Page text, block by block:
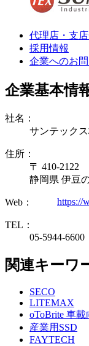
代理店・支
採用情報
企業へのお
企業基本情
社名：
サンテック
住所：
〒 410-2122
静岡県 伊豆
Web： https://
TEL：
05-5944-6600
関連キーワ
SECO
LITEMAX
oToBrite 車
産業用SSD
FAYTECH